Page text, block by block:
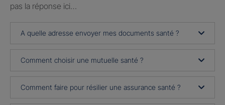
pas la réponse ici…
A quelle adresse envoyer mes documents santé ?
Comment choisir une mutuelle santé ?
Comment faire pour résilier une assurance santé ?